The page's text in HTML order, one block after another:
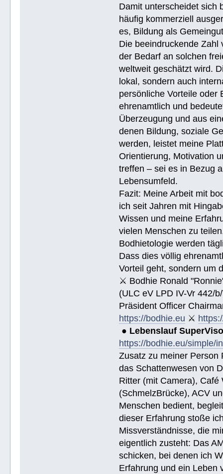
Damit unterscheidet sich
häufig kommerziell
es, Bildung als
Die beeindruckende Zahl
der Bedarf an solchen
weltweit geschätzt wird.
lokal, sondern auch
persönliche Vorteile oder
ehrenamtlich und
Überzeugung und aus
denen Bildung, soziale
werden, leistet meine
Orientierung, Motivation
treffen – sei es in Bezug
Lebensumfeld.
Fazit: Meine Arbeit mit
ich seit Jahren mit
Wissen und meine
vielen Menschen zu
Bodhietologie werden
Dass dies völlig
Vorteil geht, sondern um
⚔ Bodhie Ronald
(ULC eV LPD IV-Vr 442/
Präsident Officer
https://bodhie.eu ⚔
● Lebenslauf
https://bodhie.eu/simple/
Zusatz zu meiner Person
das Schattenwesen von
Ritter (mit Camera), Café
(SchmelzBrücke), ACV
Menschen bedient,
dieser Erfahrung stoße
Missverständnisse, die
eigentlich zusteht: Das
schicken, bei denen ich
Erfahrung und ein Leben